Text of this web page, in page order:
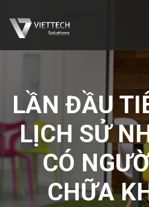
LẦN ĐẦU
LỊCH SỬ
CÓ
CHỮA